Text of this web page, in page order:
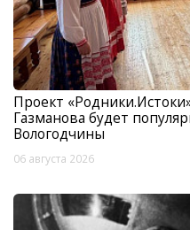
Проект
Газманова будет
Вологодчины
06 августа 2026